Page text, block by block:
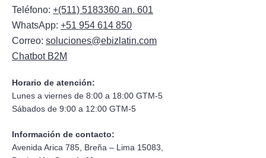
Teléfono: +(511) 5183360 an. 601
WhatsApp: +51 954 614 850
Correo: soluciones@ebizlatin.com
Chatbot B2M
Horario de atención:
Lunes a viernes de 8:00 a 18:00 GTM-5
Sábados de 9:00 a 12:00 GTM-5
Información de contacto:
Avenida Arica 785, Breña – Lima 15083,